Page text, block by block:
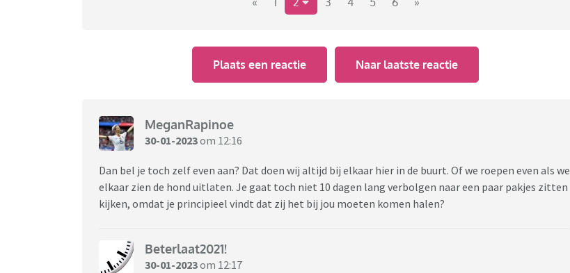
Plaats een reactie Naar laatste reactie
MeganRapinoe
30-01-2023om 12:16
Dan bel je toch zelf even aan? Dat doen wij altijd bij elkaar hier in de buurt. Of we roepen even als we
elkaar zien de hond uitlaten. Je gaat toch niet 10 dagen lang verbolgen naar een paar pakjes zitten
kijken, omdat je principieel vindt dat zij het bij jou moeten komen halen?
Beterlaat2021!
30-01-2023om 12:17